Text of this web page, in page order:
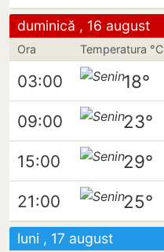
duminică , 16 august
Ora Temperatura °C
03:00 18°
09:00 23°
15:00 29°
21:00 25°
luni , 17 august